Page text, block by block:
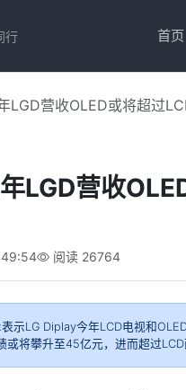
行 首页
LGD营收OLED或将超过
LGD营收
阅读 26764
示LG Diplay今年LCD电视和
或将攀升至45亿元，进而超过